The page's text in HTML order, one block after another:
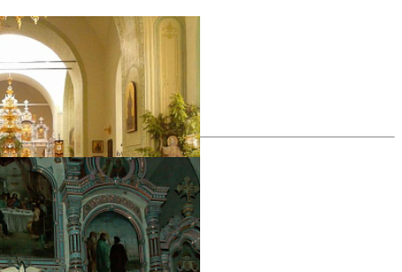
все фотографии